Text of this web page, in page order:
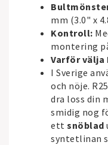
mm (3.0" x
Kontroll:
montering
Varför välja
I Sverige
och nöje.
dra loss din
smidig nog
ett snöblad
syntetlinan